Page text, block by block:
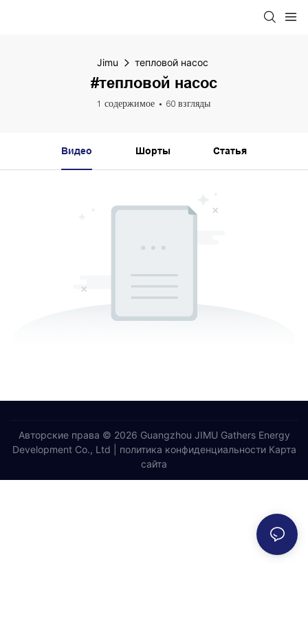
Jimu тепловой насос
#тепловой насос
1 содержимое 60 взгляды
Видео Шорты Статья
Авторские права © 2026 Guangzhou JIMU Gathers Energy
Development Co., Ltd |
политика конфиденциальностиКарта
сайта